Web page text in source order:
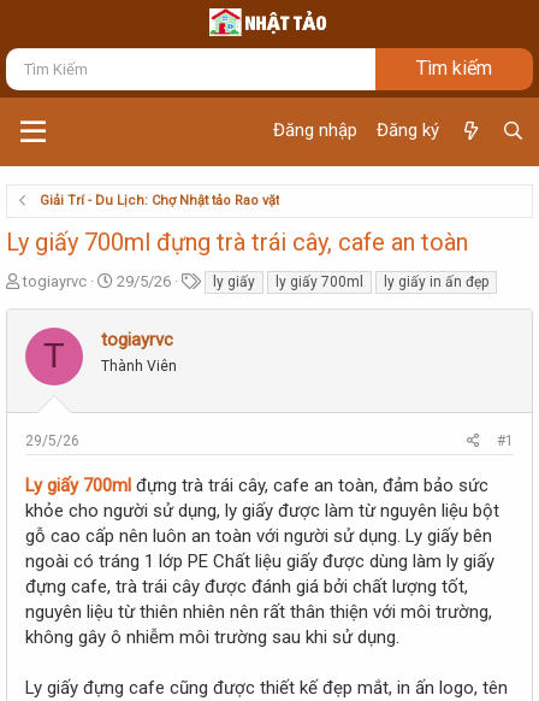
Đăng nhập Đăng ký
Giải Trí - Du Lịch: Chợ Nhật tảo Rao vặt
Ly giấy 700ml đựng trà trái cây, cafe an toàn
T
e
a
s
r
t
e
r
togiayrvc
N
y
g
i
29/5/26 ly giấy ly giấy 700ml ly giấy in ấn đẹp
T togiayrvc
Thành Viên
29/5/26 #1
Ly giấy 700ml đựng trà trái cây, cafe an toàn, đảm bảo sức
khỏe cho người sử dụng, ly giấy được làm từ nguyên liệu bột
gỗ cao cấp nên luôn an toàn với người sử dụng. Ly giấy bên
ngoài có tráng 1 lớp PE Chất liệu giấy được dùng làm ly giấy
đựng cafe, trà trái cây được đánh giá bởi chất lượng tốt,
nguyên liệu từ thiên nhiên nên rất thân thiện với môi trường,
không gây ô nhiễm môi trường sau khi sử dụng.
Ly giấy đựng cafe cũng được thiết kế đẹp mắt, in ấn logo, tên